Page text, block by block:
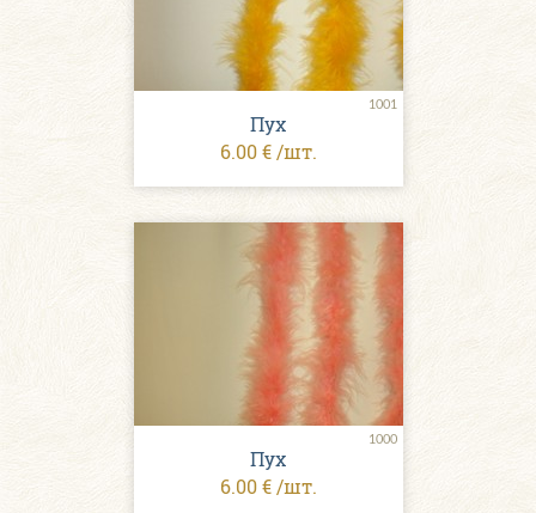
1001
Пух
6.00 € /шт.
1000
Пух
6.00 € /шт.